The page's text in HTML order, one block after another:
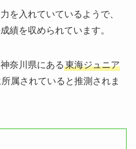
を入れていているようで、
績を収められています。
奈川県にある東海ジュニア
属されていると推測されま